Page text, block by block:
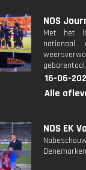
NOS
Met het
gebarentaal.
16-06-
Alle
NOS EK